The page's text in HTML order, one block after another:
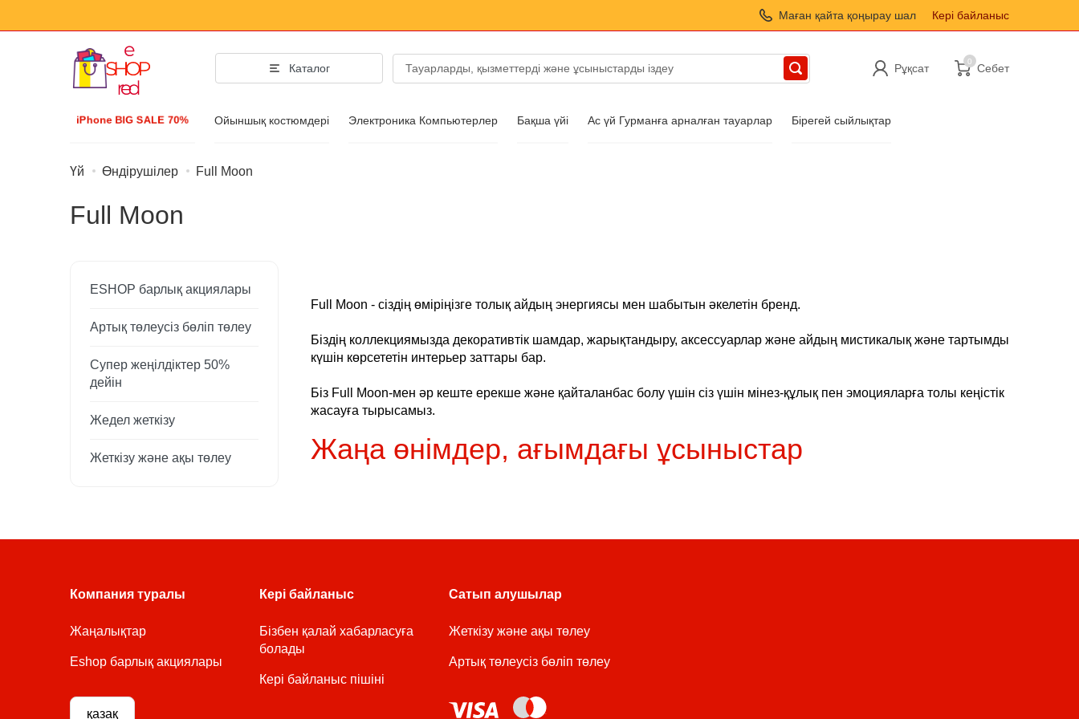
Маған қайта қоңырау шал Кері байланыс
Каталог Рұқсат
0
Себет
iPhone BIG SALE 70% Ойыншық костюмдері Электроника Компьютерлер Бақша үйі Ас үй Гурманға арналған тауарлар Бірегей сыйлықтар
Бижутерия
Үй Өндірушілер Full Moon
Full Moon
ESHOP барлық акциялары
Артық төлеусіз бөліп төлеу
Супер жеңілдіктер 50%
дейін
Жедел жеткізу
Жеткізу және ақы төлеу
Full Moon - сіздің өміріңізге толық айдың энергиясы мен шабытын әкелетін бренд.
Біздің коллекциямызда декоративтік шамдар, жарықтандыру, аксессуарлар және айдың мистикалық және тартымды
күшін көрсететін интерьер заттары бар.
Біз Full Moon-мен әр кеште ерекше және қайталанбас болу үшін сіз үшін мінез-құлық пен эмоцияларға толы кеңістік
жасауға тырысамыз.
Жаңа өнімдер, ағымдағы ұсыныстар
Компания туралы
Жаңалықтар
Eshop барлық акциялары
қазақ
Кері байланыс
Бізбен қалай хабарласуға
болады
Кері байланыс пішіні
Сатып алушылар
Жеткізу және ақы төлеу
Артық төлеусіз бөліп төлеу